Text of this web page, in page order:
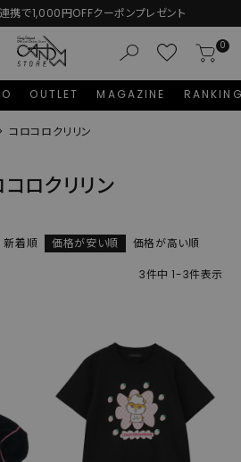
携で1,000円OFFクーポンプレゼント
0
OUTLET MAGAZINE
コロコロクリリン
コロクリリン
新着順 価格が安い順 価格が高い順
3件中 1-3件表示